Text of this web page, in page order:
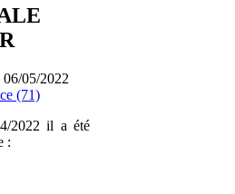
05/2022
(71)
2022 il a été
: